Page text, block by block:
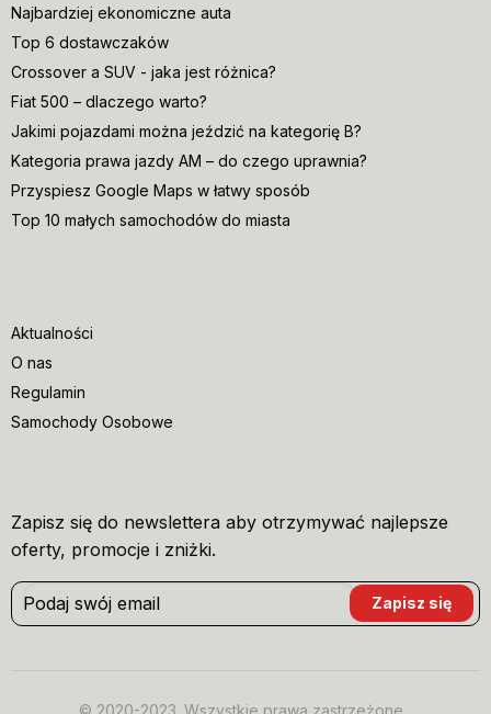
Najbardziej ekonomiczne auta
Top 6 dostawczaków
Crossover a SUV - jaka jest różnica?
Fiat 500 – dlaczego warto?
Jakimi pojazdami można jeździć na kategorię B?
Kategoria prawa jazdy AM – do czego uprawnia?
Przyspiesz Google Maps w łatwy sposób
Top 10 małych samochodów do miasta
Aktualności
O nas
Regulamin
Samochody Osobowe
Zapisz się do newslettera aby otrzymywać najlepsze
oferty, promocje i zniżki.
© 2020-2023. Wszystkie prawa zastrzeżone